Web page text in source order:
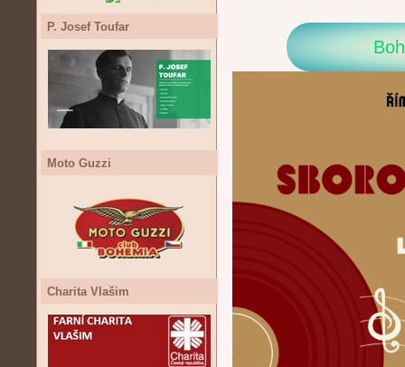
P. Josef Toufar
Moto Guzzi
Charita Vlašim